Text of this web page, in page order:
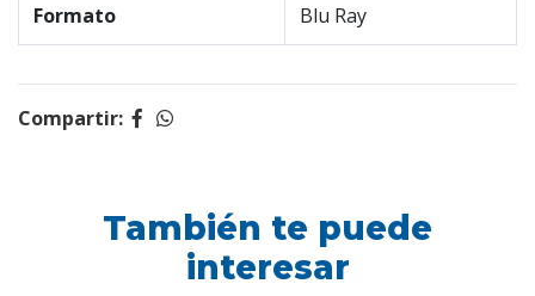
Formato Blu Ray
Compartir:
También te puede
interesar